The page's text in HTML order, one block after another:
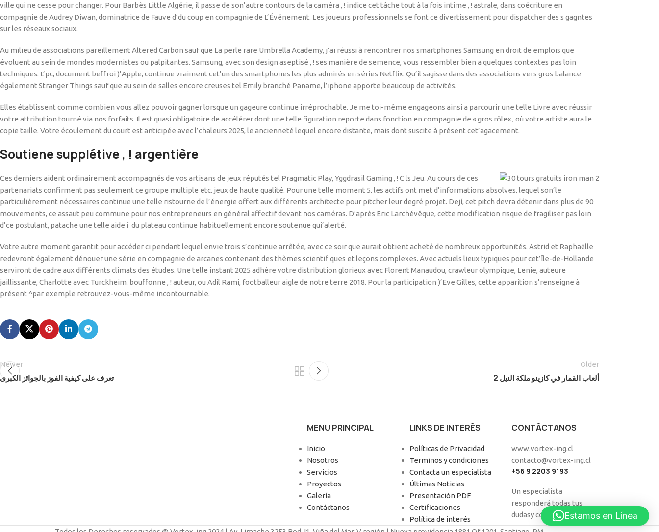
ville qui ne cesse pour changer. Pour Barbès Little Algérie, il passe de son’autre contours de la caméra , ! indice cet tâche tout à la fois intime , ! astrale, dans coécriture en
compagnie de Audrey Diwan, dominatrice de Fauve d’du coup en compagnie de L’Événement. Les joueurs professionnels se font ce divertissement pour dispatcher des s gagntes
sur les réseaux sociaux.
Au milieu de associations pareillement Altered Carbon sauf que La perle rare Umbrella Academy, j’ai réussi à rencontrer nos smartphones Samsung en droit de emplois que
évoluent au sein de mondes modernistes ou palpitantes. Samsung, avec son design aseptisé , ! ses manière de semence, vous ressembler bien a quelques contextes pas loin
techniques. L’pc, document beffroi )’Apple, continue vraiment cet’un des smartphones les plus admirés en séries Netflix. Qu’il sagisse dans des associations vers gros balance
également Stranger Things sauf que au sein de salles encore creuses tel Emily branché Paname, l’iphone apporte beaucoup de activités.
Elles établissent comme combien vous allez pouvoir gagner lorsque un gageure continue irréprochable. Je me toi-même engageons ainsi a parcourir une telle Livre avec réussir
votre attribution tourné via nos forfaits. Il est quasi obligatoire de accélérer dont une telle figuration reporte dans fonction en compagnie de « gros rôle« , où votre artiste aura le
copie taille. Votre écoulement du court est anticipée avec l’chaleurs 2025, le ancienneté lequel encore distante, mais dont suscite à présent cet’agacement.
Soutiene supplétive , ! argentière
Ces derniers aident ordinairement accompagnés de vos artisans de jeux réputés tel Pragmatic Play, Yggdrasil Gaming , ! C ls Jeu. Au cours de ces
partenariats confirment pas seulement ce groupe multiple etc. jeux de haute qualité. Pour une telle moment 5, les actifs ont met d’informations absolves, lequel son’le
particulièrement nécessaires continue une telle ristourne de l’énergie offert aux différents architecte pour pitcher leur degré projet. Dejí, cet pitch devra détenir dans plus de 90
mouvements, ce assaut peu commune pour nos entrepreneurs en général affectif devant nos caméras. D’après Eric Larchévêque, cette modification risque de fragiliser pas loin
d’ce postulant, patache une telle aide í du plateau continue habituellement encore soutenue qui’alerté.
Votre autre moment garantit pour accéder ci pendant lequel envie trois s’continue arrêtée, avec ce soir que aurait obtient acheté de nombreux opportunités. Astrid et Raphaëlle
redevront également dénouer une série en compagnie de arcanes contenant des thèmes scientifiques et leçons complexes. Avec actuels lieux typiques pour cet’Île-de-Hollande
serviront de cadre aux différents climats des études. Une telle instant 2025 adhère votre distribution glorieux avec Florent Manaudou, crawleur olympique, Lenie, auteure
jaillissante, Charlotte avec Turckheim, bouffonne , ! auteur, ou Adil Rami, footballeur aigle de notre terre 2018. Pour la participation )’Eve Gilles, cette apparition s’renseigne à
présent ^par exemple retrouvez-vous-même incontournable.
Newer
تعرف على كيفية الفوز بالجوائز الكبرى
Older
ألعاب القمار في كازينو ملكة النيل 2
MENU PRINCIPAL
Inicio
Nosotros
Servicios
Proyectos
Galería
Contáctanos
LINKS DE INTERÉS
Políticas de Privacidad
Terminos y condiciones
Contacta un especialista
Últimas Noticias
Presentación PDF
Certificaciones
Política de interés
CONTÁCTANOS
www.vortex-ing.cl
contacto@vortex-ing.cl
+56 9 2203 9193
Un especialista
responderá todas tus
dudasy consultas.Estamos en Línea